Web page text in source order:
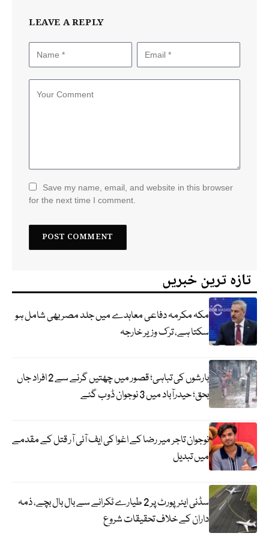
LEAVE A REPLY
Save my name, email, and website in this browser
for the next time I comment.
تازہ ترین خبریں
مکہ مکرمہ دفاعی معاہدے میں جلد مصر بھی شامل ہو
سکتا ہے، ترک وزیر خارجہ
بارشوں کی تباہی؛ قصور میں چھتیں گرنے سے 2 افراد جاں
بحق؛ حیدرآباد میں 3 نوجوان ڈوب گئے
نوجوان تاجر میر رضا کے اغوا کی ایف آئی آر قتل کے مقدمے
میں تبدیل
سڈنی ایئرپورٹ پر 2 طیارے ٹکرانے سے بال بال بچے، ذمہ
داران کے خلاف تحقیقات شروع